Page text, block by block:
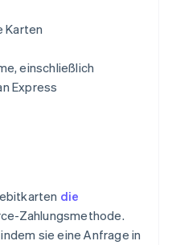
Karten
einschließlich
Express
die
Zahlungsmethode.
sie eine Anfrage in